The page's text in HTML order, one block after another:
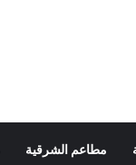
مطاعم الشرقية